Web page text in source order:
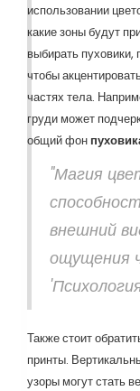
использовании
какие зоны будут
выбирать пуховики,
чтобы
частях тела.
груди может
общий фон
"Магия
внешний
ощущения
Также стоит
принты.
узоры могут стать